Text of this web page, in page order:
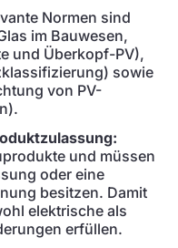
Normen sind
im Bauwesen,
und Überkopf-PV),
sowie
von PV-
und müssen
oder eine
besitzen. Damit
elektrische als
erfüllen.